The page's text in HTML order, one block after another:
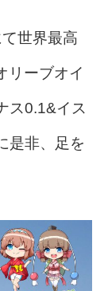
世界最高
リーブオイ
ス0.1&イス
是非、足を